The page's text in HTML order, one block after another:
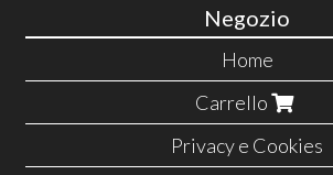
Negozio
Home
Carrello
Privacy e Cookies